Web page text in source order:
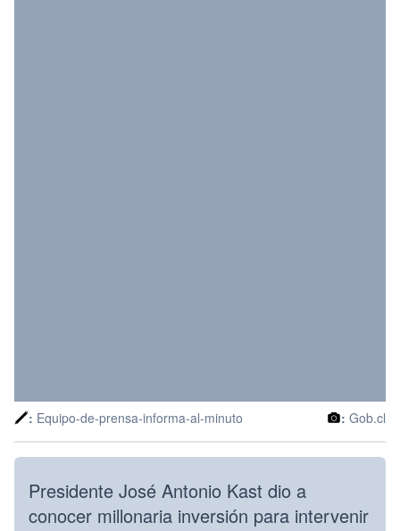
: Equipo-de-prensa-informa-al-minuto : Gob.cl
Presidente José Antonio Kast dio a
conocer millonaria inversión para intervenir